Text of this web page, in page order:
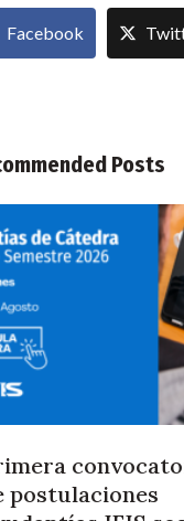
Facebook
Posts
postulaciones